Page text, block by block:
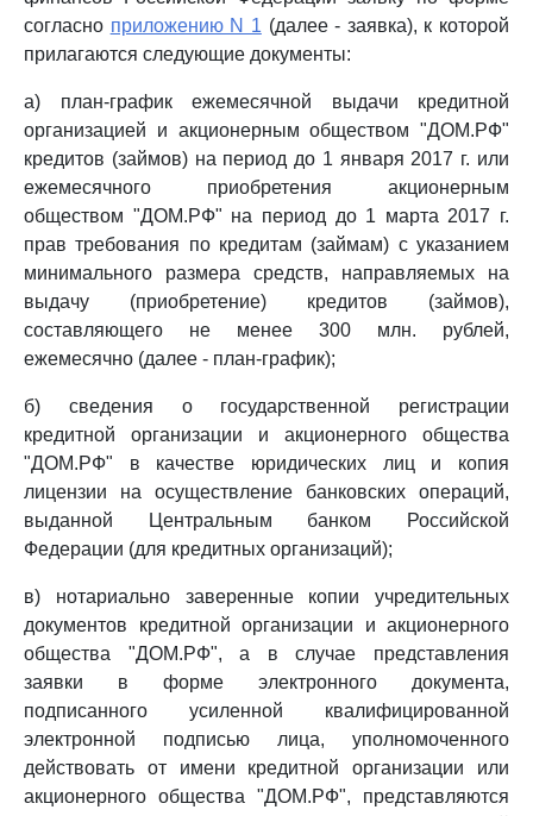
согласно приложению N 1 (далее - заявка), к которой
прилагаются следующие документы:
а) план-график ежемесячной выдачи кредитной
организацией и акционерным обществом "ДОМ.РФ"
кредитов (займов) на период до 1 января 2017 г. или
ежемесячного приобретения акционерным
обществом "ДОМ.РФ" на период до 1 марта 2017 г.
прав требования по кредитам (займам) с указанием
минимального размера средств, направляемых на
выдачу (приобретение) кредитов (займов),
составляющего не менее 300 млн. рублей,
ежемесячно (далее - план-график);
б) сведения о государственной регистрации
кредитной организации и акционерного общества
"ДОМ.РФ" в качестве юридических лиц и копия
лицензии на осуществление банковских операций,
выданной Центральным банком Российской
Федерации (для кредитных организаций);
в) нотариально заверенные копии учредительных
документов кредитной организации и акционерного
общества "ДОМ.РФ", а в случае представления
заявки в форме электронного документа,
подписанного усиленной квалифицированной
электронной подписью лица, уполномоченного
действовать от имени кредитной организации или
акционерного общества "ДОМ.РФ", представляются